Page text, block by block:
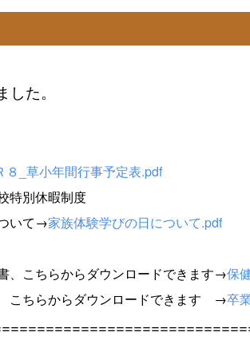
た。
８_草小年間行事予定表.pdf
特別休暇制度
いて→家族体験学びの日について.pdf
、こちらからダウンロードできます→保
ちらからダウンロードできます →卒